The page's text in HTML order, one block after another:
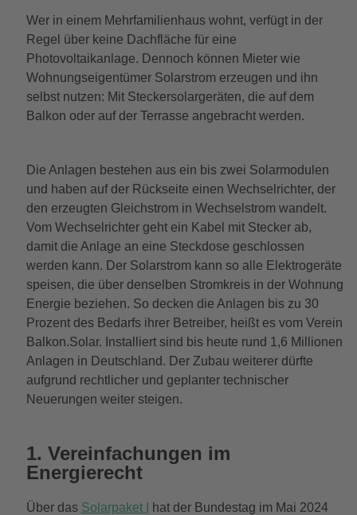
Wer in einem Mehrfamilienhaus wohnt, verfügt in der
Regel über keine Dachfläche für eine
Photovoltaikanlage. Dennoch können Mieter wie
Wohnungseigentümer Solarstrom erzeugen und ihn
selbst nutzen: Mit Steckersolargeräten, die auf dem
Balkon oder auf der Terrasse angebracht werden.
Die Anlagen bestehen aus ein bis zwei Solarmodulen
und haben auf der Rückseite einen Wechselrichter, der
den erzeugten Gleichstrom in Wechselstrom wandelt.
Vom Wechselrichter geht ein Kabel mit Stecker ab,
damit die Anlage an eine Steckdose geschlossen
werden kann. Der Solarstrom kann so alle Elektrogeräte
speisen, die über denselben Stromkreis in der Wohnung
Energie beziehen. So decken die Anlagen bis zu 30
Prozent des Bedarfs ihrer Betreiber, heißt es vom Verein
Balkon.Solar. Installiert sind bis heute rund 1,6 Millionen
Anlagen in Deutschland. Der Zubau weiterer dürfte
aufgrund rechtlicher und geplanter technischer
Neuerungen weiter steigen.
1. Vereinfachungen im
Energierecht
Über das Solarpaket I
hat der Bundestag im Mai 2024